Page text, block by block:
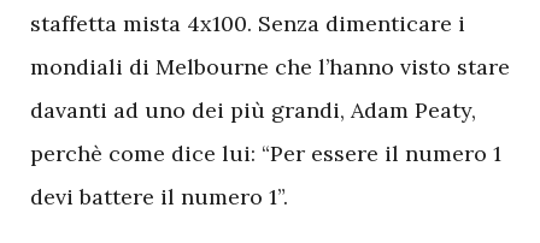
staffetta mista 4x100. Senza dimenticare i
mondiali di Melbourne che l’hanno visto stare
davanti ad uno dei più grandi, Adam Peaty,
perchè come dice lui: “Per essere il numero 1
devi battere il numero 1”.